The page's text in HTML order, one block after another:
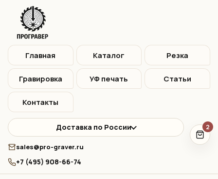
Главная Каталог Резка
Гравировка УФ печать Статьи
Контакты
Доставка по России
sales@pro-graver.ru
+7 (495) 908-66-74
2